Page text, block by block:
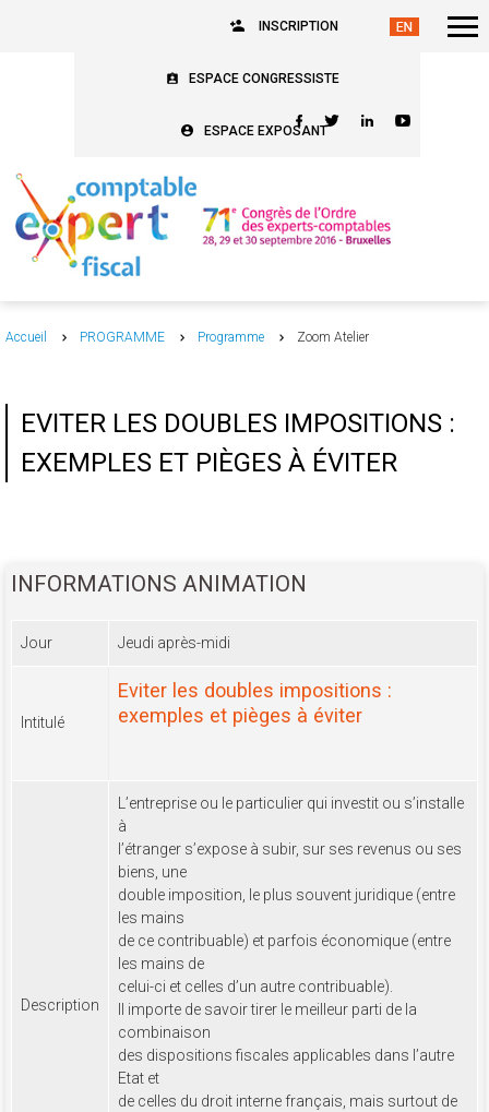
INSCRIPTION
ESPACE CONGRESSISTE
ESPACE EXPOSANT
Accueil PROGRAMME Programme Zoom Atelier
EVITER LES DOUBLES IMPOSITIONS :
EXEMPLES ET PIÈGES À ÉVITER
INFORMATIONS ANIMATION
Jour Jeudi après-midi
Intitulé
Eviter les doubles impositions :
exemples et pièges à éviter
Description
L’entreprise ou le particulier qui investit ou s’installe
à
l’étranger s’expose à subir, sur ses revenus ou ses
biens, une
double imposition, le plus souvent juridique (entre
les mains
de ce contribuable) et parfois économique (entre
les mains de
celui-ci et celles d’un autre contribuable).
Il importe de savoir tirer le meilleur parti de la
combinaison
des dispositions fiscales applicables dans l’autre
Etat et
de celles du droit interne français, mais surtout de